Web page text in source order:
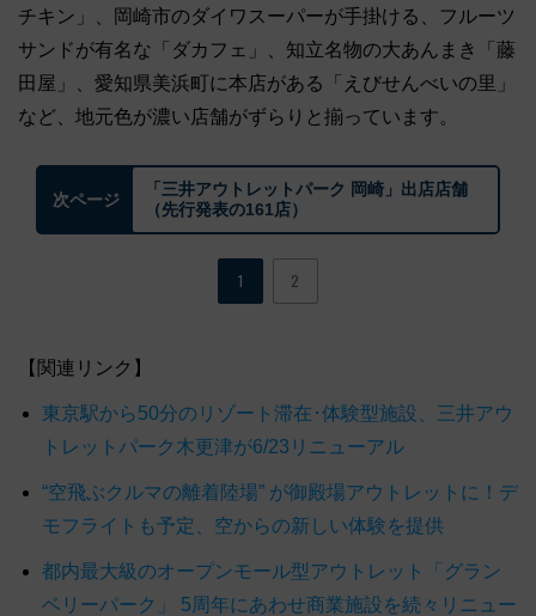
チキン」、岡崎市のダイワスーパーが手掛ける、フルーツ
サンドが有名な「ダカフェ」、知立名物の大あんまき「藤
田屋」、愛知県美浜町に本店がある「えびせんべいの里」
など、地元色が濃い店舗がずらりと揃っています。
次ページ
「三井アウトレットパーク 岡崎」出店店舗
（先行発表の161店）
1 2
【関連リンク】
東京駅から50分のリゾート滞在･体験型施設、三井アウ
トレットパーク木更津が6/23リニューアル
“空飛ぶクルマの離着陸場” が御殿場アウトレットに！デ
モフライトも予定、空からの新しい体験を提供
都内最大級のオープンモール型アウトレット「グラン
ベリーパーク」 5周年にあわせ商業施設を続々リニュー